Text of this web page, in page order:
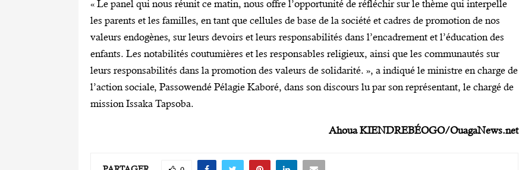
« Le panel qui nous réunit ce matin, nous offre l’opportunité de réfléchir sur le thème qui interpelle
les parents et les familles, en tant que cellules de base de la société et cadres de promotion de nos
valeurs endogènes, sur leurs devoirs et leurs responsabilités dans l’encadrement et l’éducation des
enfants. Les notabilités coutumières et les responsables religieux, ainsi que les communautés sur
leurs responsabilités dans la promotion des valeurs de solidarité. », a indiqué le ministre en charge de
l’action sociale, Passowendé Pélagie Kaboré, dans son discours lu par son représentant, le chargé de
mission Issaka Tapsoba.
Ahoua KIENDREBÉOGO/OuagaNews.net